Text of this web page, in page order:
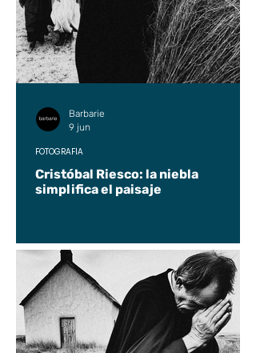
Cristóbal Riesco: la niebla
simplifica el paisaje
FOTOGRAFÍA
Barbarie
9 jun